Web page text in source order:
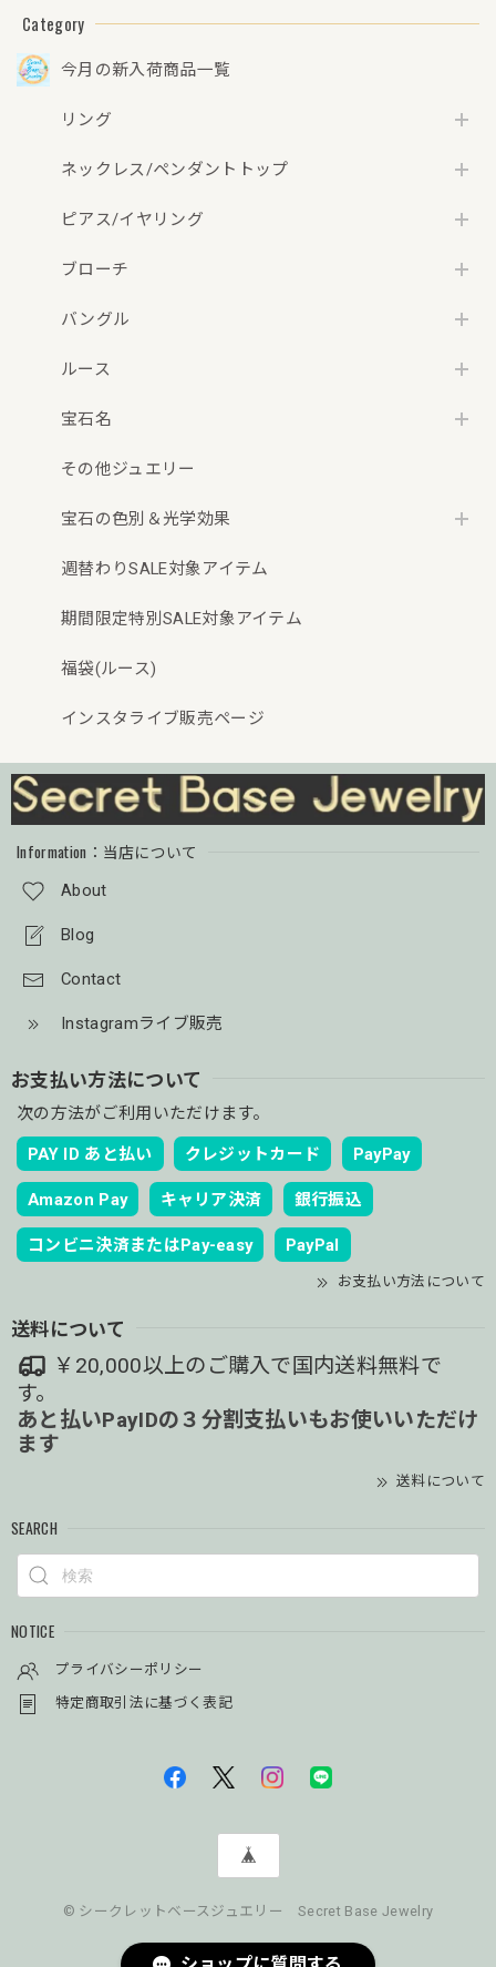
修・洗浄等済)】
【3日以内返品可
（※カード/キャリ
ア決済の場合）】
Category
今月の新入荷商品一覧
リング
ネックレス/ペンダントトップ
ピアス/イヤリング
ブローチ
バングル
ルース
宝石名
その他ジュエリー
宝石の色別＆光学効果
週替わりSALE対象アイテム
期間限定特別SALE対象アイテム
福袋(ルース)
インスタライブ販売ページ
Information：当店について
About
Blog
Contact
Instagramライブ販売
お支払い方法について
次の方法がご利用いただけます。
PAY ID あと払い クレジットカード PayPay
Amazon Pay キャリア決済 銀行振込
コンビニ決済またはPay-easy PayPal
お支払い方法について
送料について
￥20,000以上のご購入で国内送料無料で
す。
あと払いPayIDの３分割支払いもお使いいただけ
ます
送料について
SEARCH
NOTICE
プライバシーポリシー
特定商取引法に基づく表記
© シークレットベースジュエリー Secret Base Jewelry